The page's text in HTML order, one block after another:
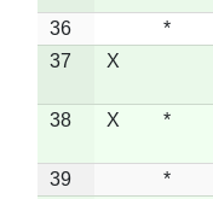
36 *
37
X
38 X *
39 *